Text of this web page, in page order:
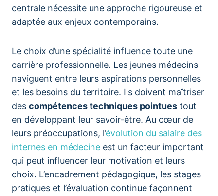
centrale nécessite une approche rigoureuse et
adaptée aux enjeux contemporains.
Le choix d’une spécialité influence toute une
carrière professionnelle. Les jeunes médecins
naviguent entre leurs aspirations personnelles
et les besoins du territoire. Ils doivent maîtriser
des compétences techniques pointues tout
en développant leur savoir-être. Au cœur de
leurs préoccupations, l’évolution du salaire des
internes en médecine est un facteur important
qui peut influencer leur motivation et leurs
choix. L’encadrement pédagogique, les stages
pratiques et l’évaluation continue façonnent